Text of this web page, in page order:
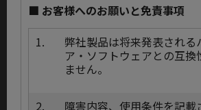
■ お客様へのお願いと免責事項
1.
弊社製品は将来発表される
ア・ソフトウェアとの互換
ません。
2.
障害内容、使用条件を記載